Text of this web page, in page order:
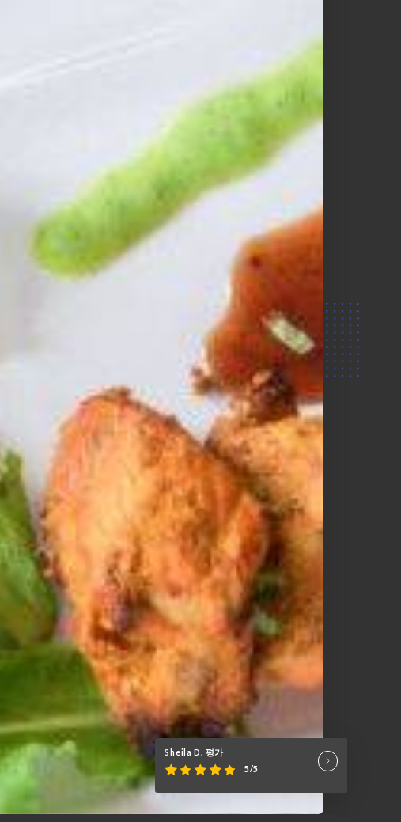
Sheila D. 평가
5/5